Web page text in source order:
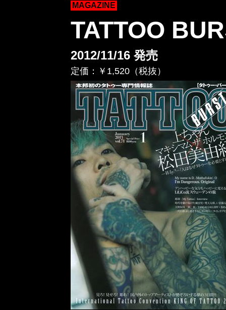
MAGAZINE
TATTOO
2012/11/16 発売
定価：￥1,520（税抜）